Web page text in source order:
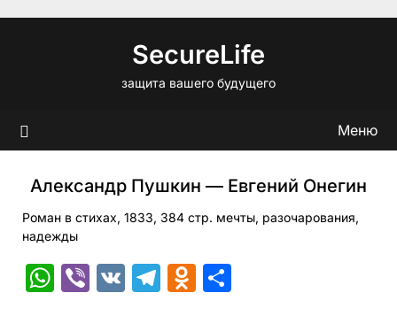
SecureLife
защита вашего будущего
Меню
Александр Пушкин — Евгений Онегин
Роман в стихах, 1833, 384 стр. мечты, разочарования,
надежды
WhatsApp
Viber
VK Telegram
Odnoklassniki